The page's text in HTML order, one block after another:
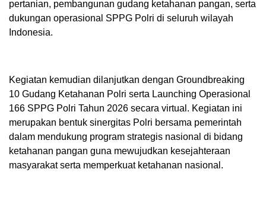
pertanian, pembangunan gudang ketahanan pangan, serta
dukungan operasional SPPG Polri di seluruh wilayah
Indonesia.
Kegiatan kemudian dilanjutkan dengan Groundbreaking
10 Gudang Ketahanan Polri serta Launching Operasional
166 SPPG Polri Tahun 2026 secara virtual. Kegiatan ini
merupakan bentuk sinergitas Polri bersama pemerintah
dalam mendukung program strategis nasional di bidang
ketahanan pangan guna mewujudkan kesejahteraan
masyarakat serta memperkuat ketahanan nasional.